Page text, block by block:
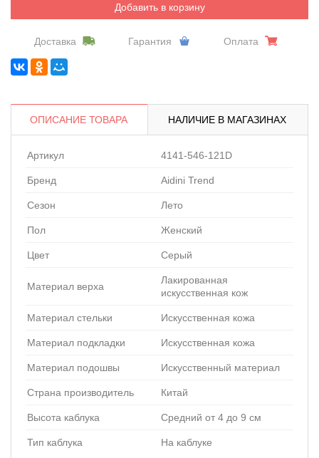
Добавить в корзину
Доставка Гарантия Оплата
ОПИСАНИЕ ТОВАРА НАЛИЧИЕ В МАГАЗИНАХ
Артикул 4141-546-121D
Бренд Aidini Trend
Сезон Лето
Пол Женский
Цвет Серый
Материал верха
Лакированная
искусственная кож
Материал стельки Искусственная кожа
Материал подкладки Искусственная кожа
Материал подошвы Искусственный материал
Страна производитель Китай
Высота каблука Средний от 4 до 9 см
Тип каблука На каблуке